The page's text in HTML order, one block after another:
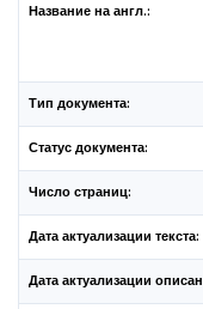
Название на англ.:
Тип документа:
Статус документа:
Число страниц:
Дата актуализации текста:
Дата актуализации